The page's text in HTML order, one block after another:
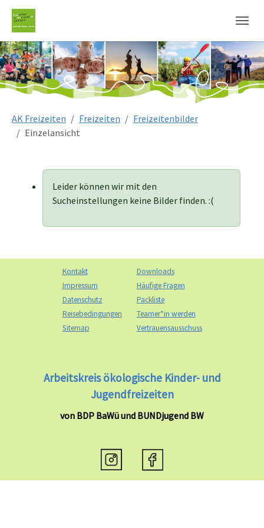
AK Freizeiten Freizeiten
Freizeitenbilder
Einzelansicht
Leider können wir mit den
Sucheinstellungen keine Bilder finden. :(
Kontakt
Impressum
Datenschutz
Reisebedingungen
Sitemap
Downloads
Häufige Fragen
Packliste
Teamer*in werden
Vertrauensausschuss
Arbeitskreis ökologische Kinder- und
Jugendfreizeiten
von BDP BaWü und BUNDjugend BW